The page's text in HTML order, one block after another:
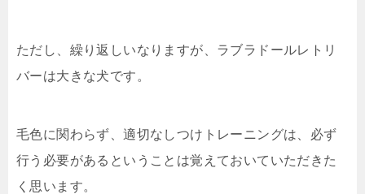
ただし、繰り返しいなりますが、ラブラドールレトリ
バーは大きな犬です。
毛色に関わらず、適切なしつけトレーニングは、必ず
行う必要があるということは覚えておいていただきた
く思います。